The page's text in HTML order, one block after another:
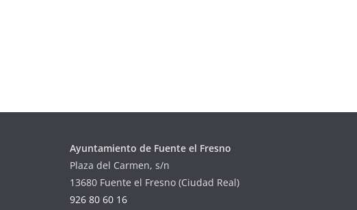
Ayuntamiento de Fuente el Fresno
Plaza del Carmen, s/n
13680 Fuente el Fresno (Ciudad Real)
926 80 60 16